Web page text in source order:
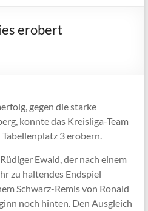
erobert
gegen die starke
konnte das Kreisliga-Team
3 erobern.
Ewald, der nach einem
zu haltendes Endspiel
Schwarz-Remis von Ronald
noch hinten. Den Ausgleich